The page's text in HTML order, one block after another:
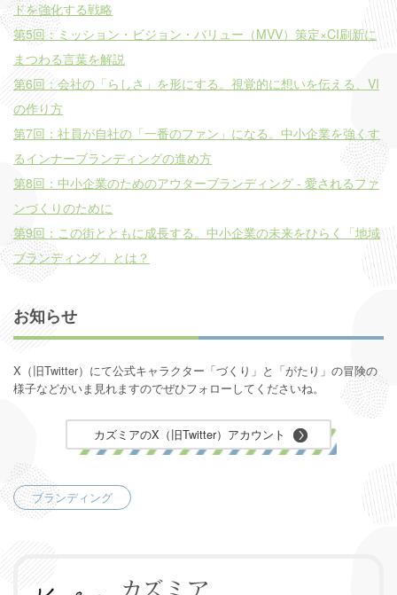
ドを強化する戦略
第5回：ミッション・ビジョン・バリュー（MVV）策定×CI刷新に
まつわる言葉を解説
第6回：会社の「らしさ」を形にする。視覚的に想いを伝える、VI
の作り方
第7回：社員が自社の「一番のファン」になる。中小企業を強くす
るインナーブランディングの進め方
第8回：中小企業のためのアウターブランディング - 愛されるファ
ンづくりのために
第9回：この街とともに成長する。中小企業の未来をひらく「地域
ブランディング」とは？
お知らせ
X（旧Twitter）にて公式キャラクター「づくり」と「がたり」の冒険の
様子などかいま見れますのでぜひフォローしてくださいね。
カズミアのX（旧Twitter）アカウント
ブランディング
カズミア